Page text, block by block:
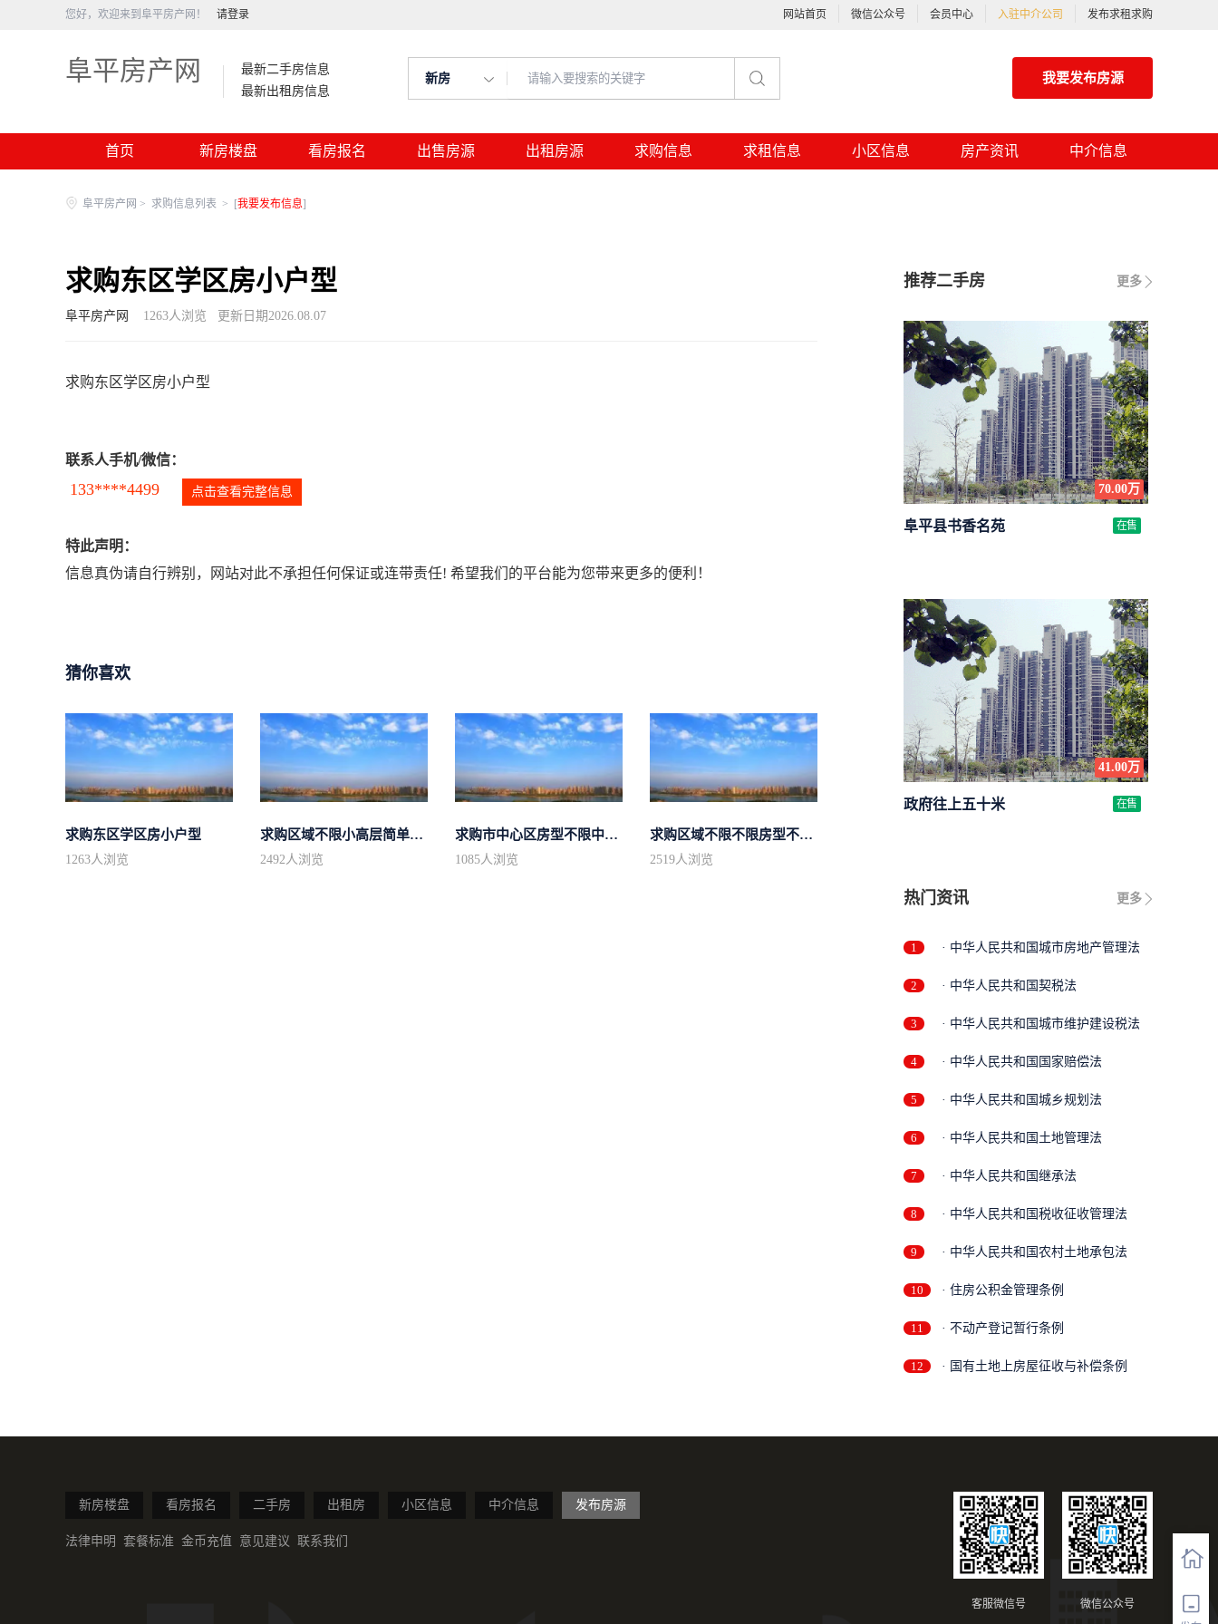
您好，欢迎来到阜平房产网！ 请登录 网站首页 微信公众号 会员中心 入驻中介公司 发布求租求购
阜平房产网
最新二手房信息
最新出租房信息
新房 我要发布房源
首页 新房楼盘 看房报名 出售房源 出租房源 求购信息 求租信息 小区信息 房产资讯 中介信息
阜平房产网 > 求购信息列表 > [我要发布信息]
求购东区学区房小户型
阜平房产网 1263人浏览 更新日期2026.08.07
求购东区学区房小户型
联系人手机/微信：
133****4499 点击查看完整信息
特此声明：
信息真伪请自行辨别，网站对此不承担任何保证或连带责任! 希望我们的平台能为您带来更多的便利！
猜你喜欢
求购东区学区房小户型
1263人浏览
求购区域不限小高层简单装修
2492人浏览
求购市中心区房型不限中档装修
1085人浏览
求购区域不限不限房型不限两室一厅简...
2519人浏览
更多
推荐二手房
70.00万
阜平县书香名苑 在售
41.00万
政府往上五十米 在售
更多
热门资讯
1 · 中华人民共和国城市房地产管理法
2 · 中华人民共和国契税法
3 · 中华人民共和国城市维护建设税法
4 · 中华人民共和国国家赔偿法
5 · 中华人民共和国城乡规划法
6 · 中华人民共和国土地管理法
7 · 中华人民共和国继承法
8 · 中华人民共和国税收征收管理法
9 · 中华人民共和国农村土地承包法
10 · 住房公积金管理条例
11 · 不动产登记暂行条例
12 · 国有土地上房屋征收与补偿条例
新房楼盘 看房报名 二手房 出租房 小区信息 中介信息 发布房源
法律申明 套餐标准 金币充值 意见建议 联系我们
微信公众号
客服微信号